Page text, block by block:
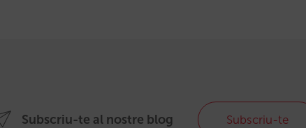
Subscriu-te al nostre blog Subscriu-te